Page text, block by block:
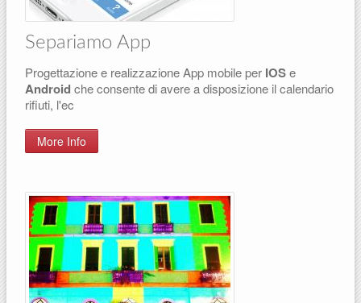
Separiamo App
Progettazione e realizzazione App mobile per IOSe
Androidche consente di avere a disposizione il calendario
rifiuti, l'ec
More Info